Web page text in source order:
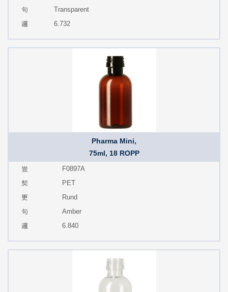
Transparent
6.732
Pharma Mini,
75ml, 18 ROPP
F0897A
PET
Rund
Amber
6.840